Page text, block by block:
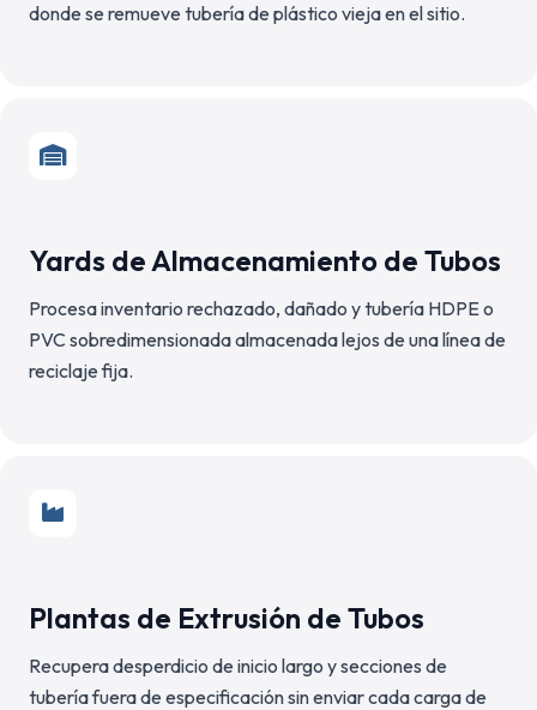
donde se remueve tubería de plástico vieja en el sitio.
Yards de Almacenamiento de Tubos
Procesa inventario rechazado, dañado y tubería HDPE o
PVC sobredimensionada almacenada lejos de una línea de
reciclaje fija.
Plantas de Extrusión de Tubos
Recupera desperdicio de inicio largo y secciones de
tubería fuera de especificación sin enviar cada carga de